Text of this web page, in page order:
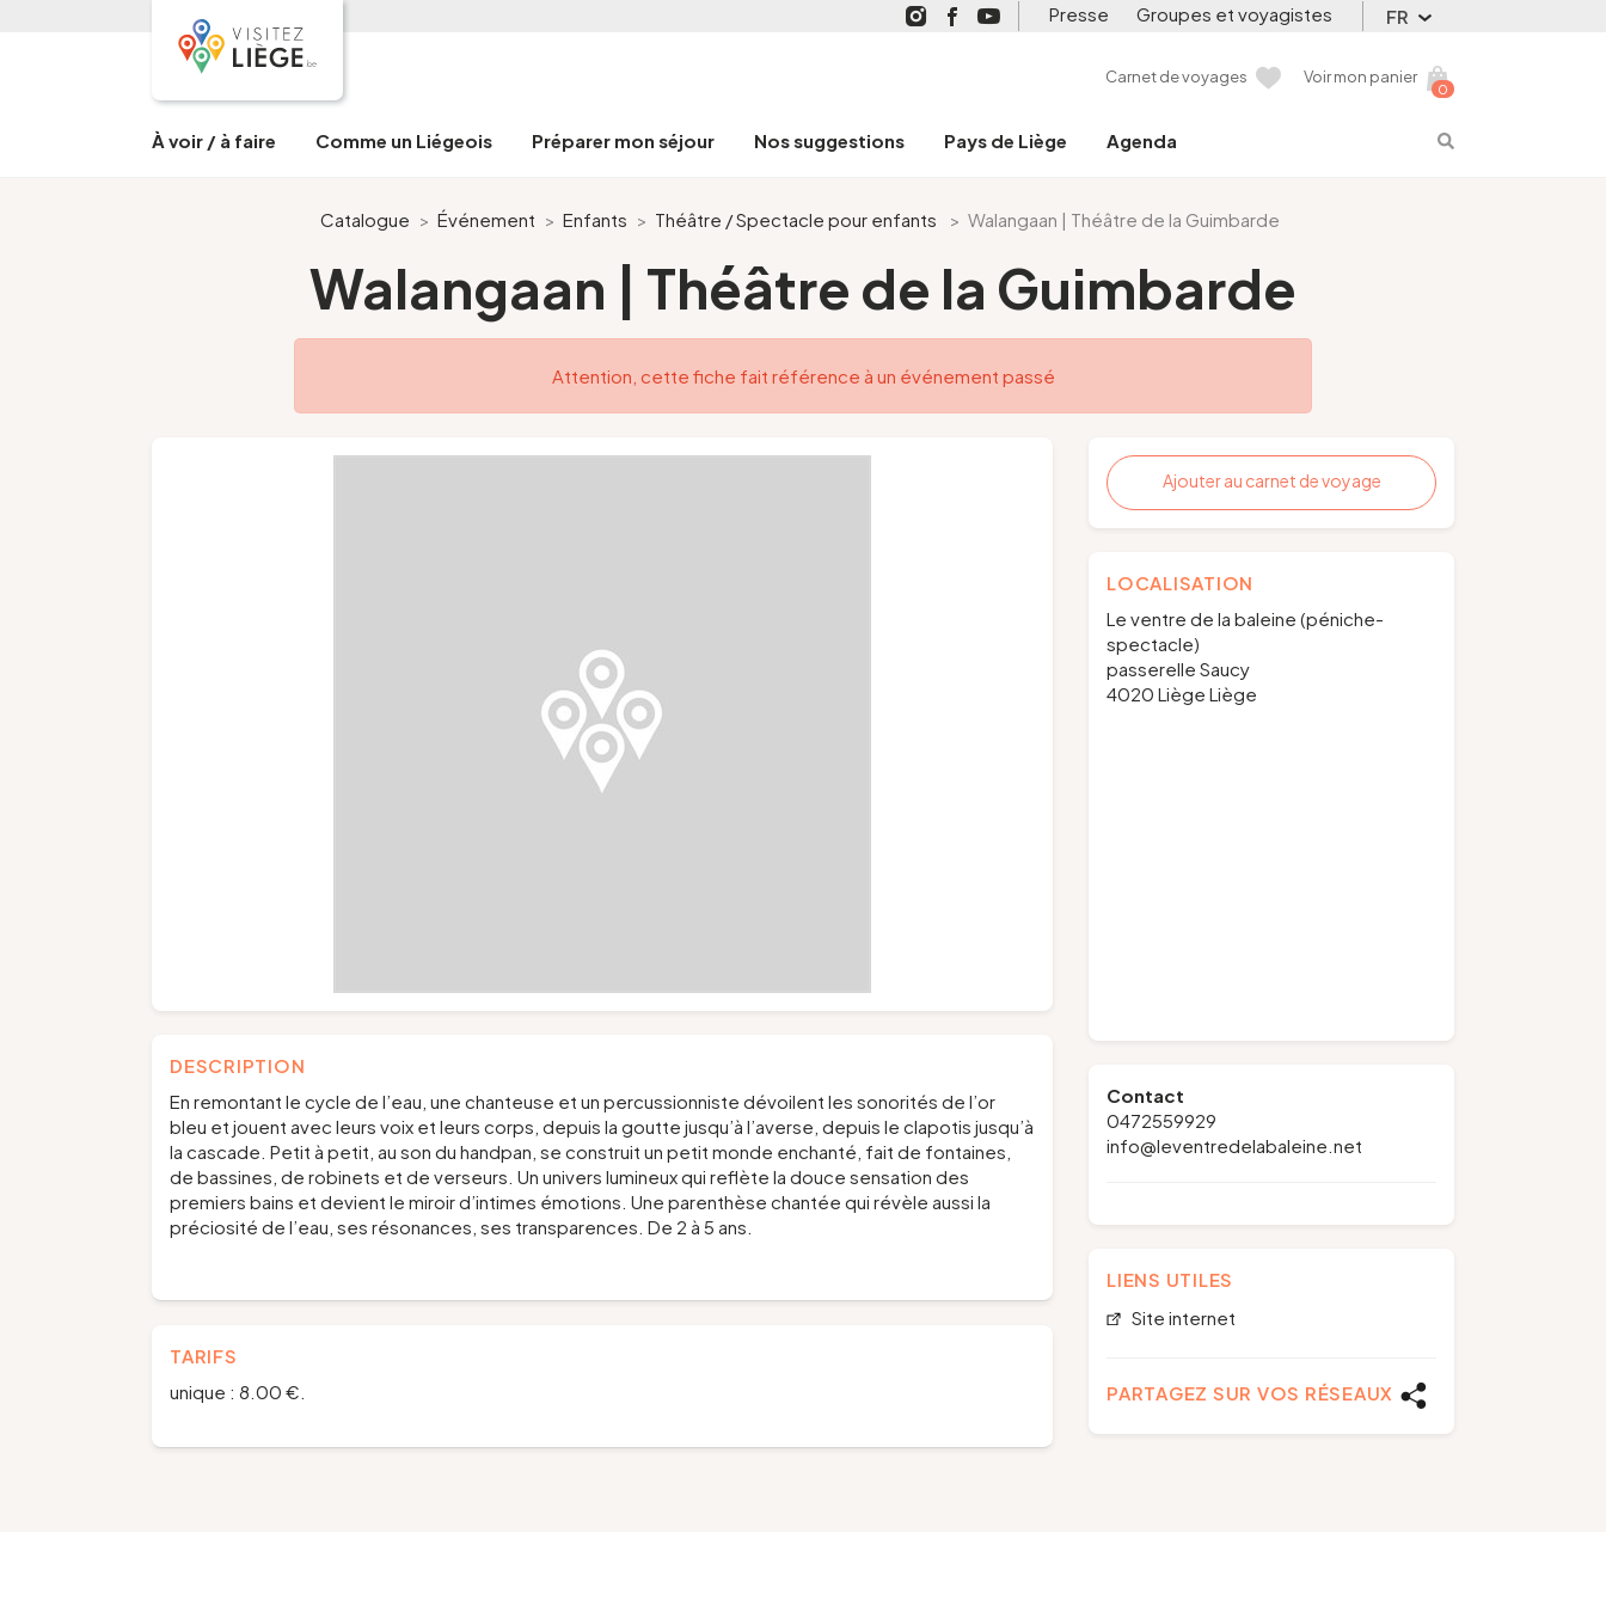
Presse Groupes et voyagistes FR
Carnet de voyages
0
Voir mon panier
À voir / à faire Comme un Liégeois Préparer mon séjour Nos suggestions Pays de Liège Agenda
Catalogue > Événement > Enfants > Théâtre / Spectacle pour enfants > Walangaan | Théâtre de la Guimbarde
Walangaan | Théâtre de la Guimbarde
Attention, cette fiche fait référence à un événement passé
DESCRIPTION
En remontant le cycle de l’eau, une chanteuse et un percussionniste dévoilent les sonorités de l’or
bleu et jouent avec leurs voix et leurs corps, depuis la goutte jusqu’à l’averse, depuis le clapotis jusqu’à
la cascade. Petit à petit, au son du handpan, se construit un petit monde enchanté, fait de fontaines,
de bassines, de robinets et de verseurs. Un univers lumineux qui reflète la douce sensation des
premiers bains et devient le miroir d’intimes émotions. Une parenthèse chantée qui révèle aussi la
préciosité de l’eau, ses résonances, ses transparences. De 2 à 5 ans.
TARIFS
unique : 8.00 €.
Ajouter au carnet de voyage
LOCALISATION
Le ventre de la baleine (péniche-
spectacle)
passerelle Saucy
4020 Liège Liège
Contact
0472559929
info@leventredelabaleine.net
LIENS UTILES
Site internet
PARTAGEZ SUR VOS RÉSEAUX